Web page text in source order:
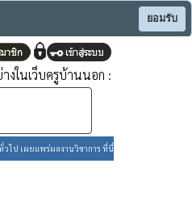
ยอมรับ
งในเว็บครูบ้านนอก :
วไป เผยแพร่ผลงานวิชาการ ที่นี่